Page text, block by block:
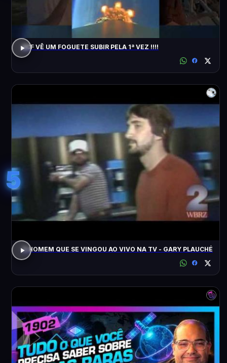
ACF VÊ UM FOGUETE SUBIR PELA 1ª VEZ !!!!
5
O HOMEM QUE SE VINGOU AO VIVO NA TV - GARY PLAUCHÉ